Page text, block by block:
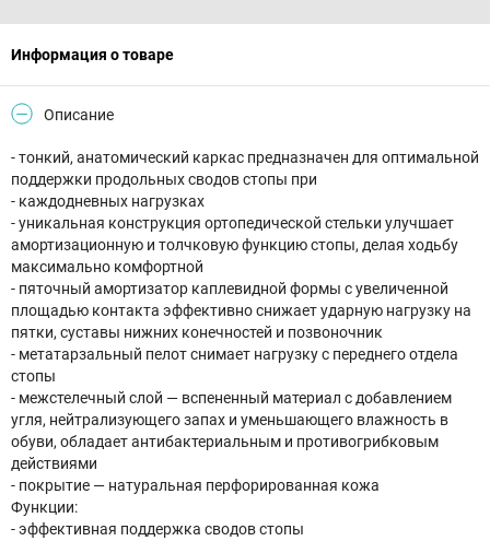
Информация о товаре
Описание
- тонкий, анатомический каркас предназначен для оптимальной
поддержки продольных сводов стопы при
- каждодневных нагрузках
- уникальная конструкция ортопедической стельки улучшает
амортизационную и толчковую функцию стопы, делая ходьбу
максимально комфортной
- пяточный амортизатор каплевидной формы с увеличенной
площадью контакта эффективно снижает ударную нагрузку на
пятки, суставы нижних конечностей и позвоночник
- метатарзальный пелот снимает нагрузку с переднего отдела
стопы
- межстелечный слой — вспененный материал с добавлением
угля, нейтрализующего запах и уменьшающего влажность в
обуви, обладает антибактериальным и противогрибковым
действиями
- покрытие — натуральная перфорированная кожа
Функции:
- эффективная поддержка сводов стопы